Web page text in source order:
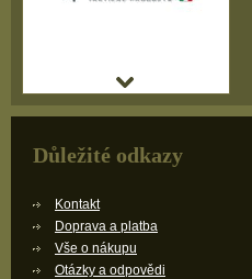
Důležité odkazy
Kontakt
Doprava a platba
Vše o nákupu
Otázky a odpovědi